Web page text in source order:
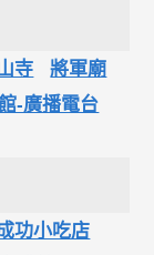
寺
將軍廟
-廣播電台
功小吃店